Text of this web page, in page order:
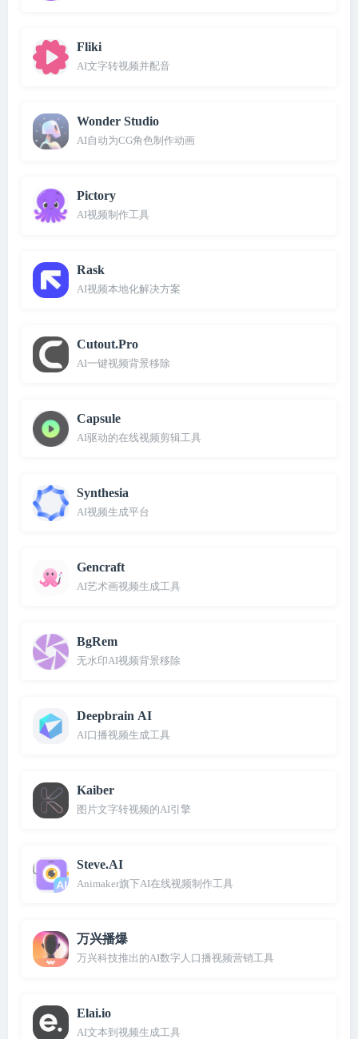
Fliki
AI文字转视频并配音
Wonder Studio
AI自动为CG角色制作动画
Pictory
AI视频制作工具
Rask
AI视频本地化解决方案
Cutout.Pro
AI一键视频背景移除
Capsule
AI驱动的在线视频剪辑工具
Synthesia
AI视频生成平台
Gencraft
AI艺术画视频生成工具
BgRem
无水印AI视频背景移除
Deepbrain AI
AI口播视频生成工具
Kaiber
图片文字转视频的AI引擎
Steve.AI
Animaker旗下AI在线视频制作工具
万兴播爆
万兴科技推出的AI数字人口播视频营销工具
Elai.io
AI文本到视频生成工具